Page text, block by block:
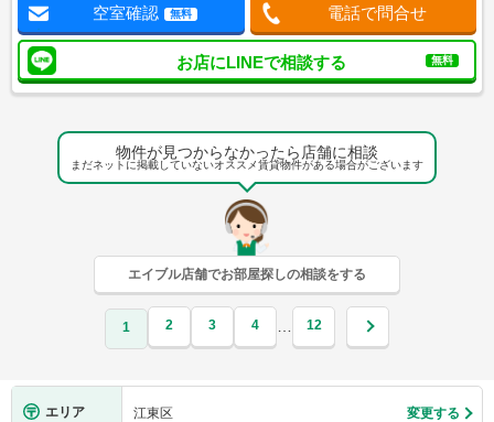
空室確認 無料 電話で問合せ
お店にLINEで相談する 無料
物件が見つからなかったら店舗に相談
まだネットに掲載していないオススメ賃貸物件がある場合がございます
エイブル店舗でお部屋探しの相談をする
1 2 3 4 … 12
エリア 江東区 変更する